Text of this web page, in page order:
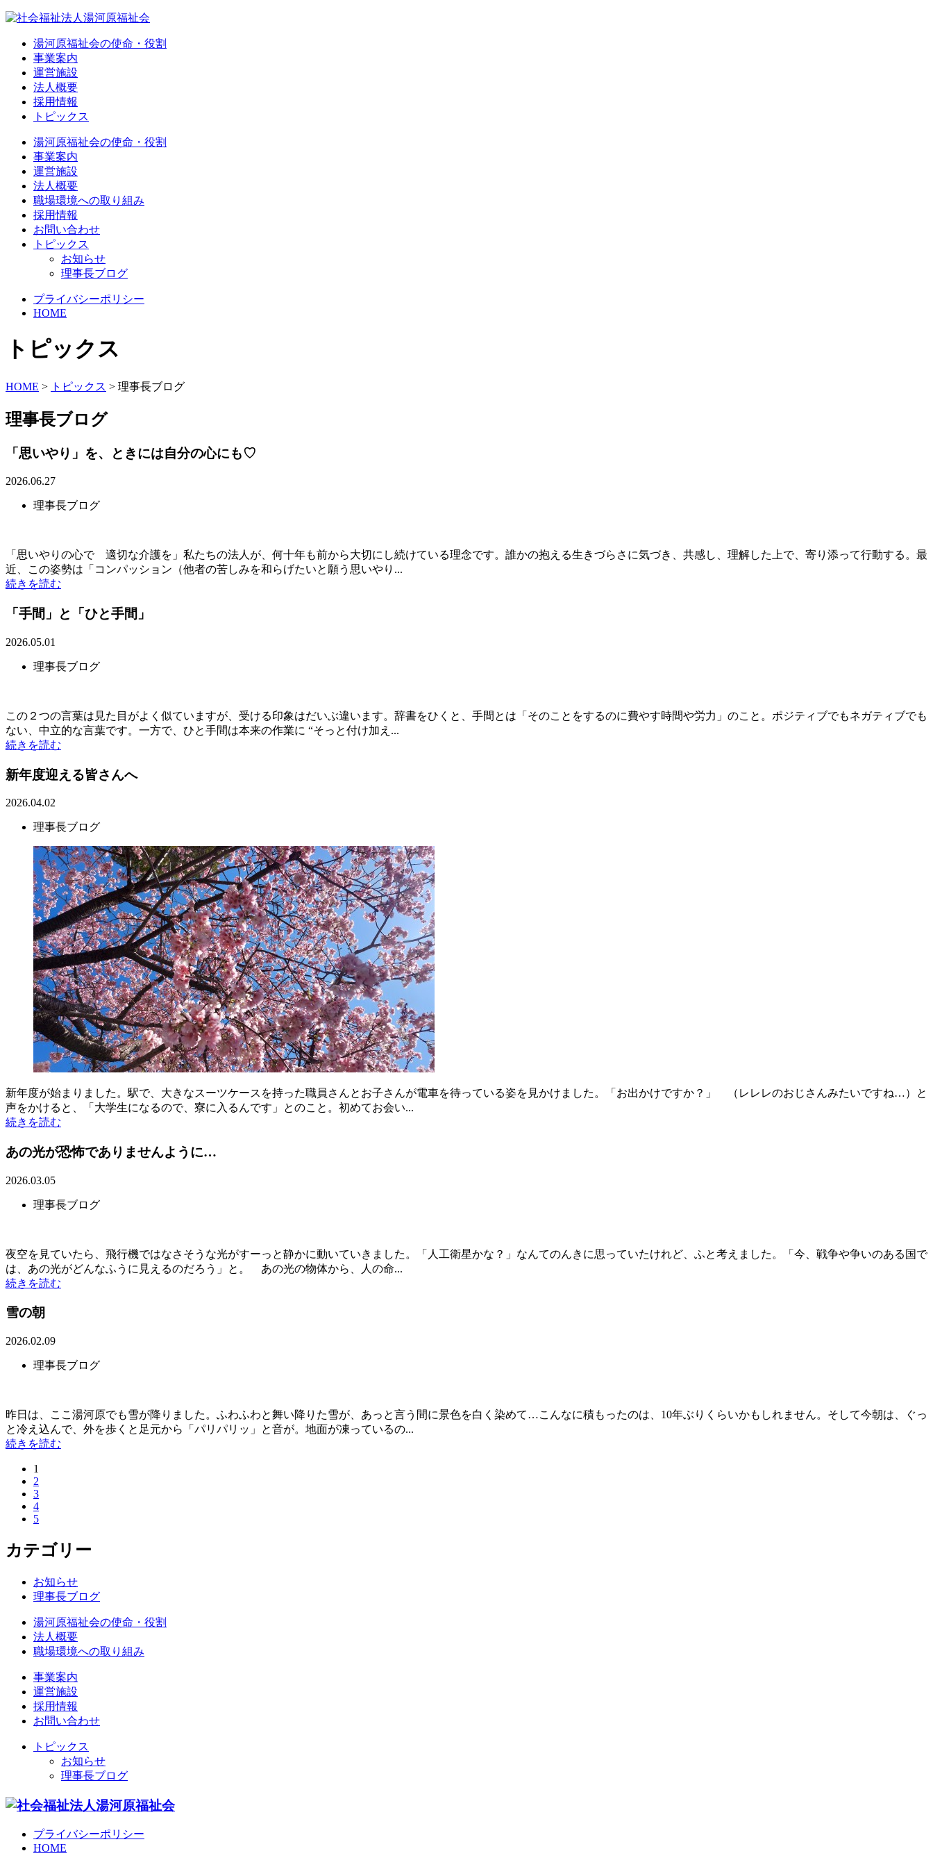
湯河原福祉会の使命・役割
事業案内
運営施設
法人概要
採用情報
トピックス
湯河原福祉会の使命・役割
事業案内
運営施設
法人概要
職場環境への取り組み
採用情報
お問い合わせ
トピックス
お知らせ
理事長ブログ
プライバシーポリシー
HOME
トピックス
HOME > トピックス > 理事長ブログ
理事長ブログ
「思いやり」を、ときには自分の心にも♡
2026.06.27
理事長ブログ
「思いやりの心で 適切な介護を」私たちの法人が、何十年も前から大切にし続けている理念です。誰かの抱える生きづらさに気づき、共感し、理解した上で、寄り添って行動する。最
近、この姿勢は「コンパッション（他者の苦しみを和らげたいと願う思いやり...
続きを読む
「手間」と「ひと手間」
2026.05.01
理事長ブログ
この２つの言葉は見た目がよく似ていますが、受ける印象はだいぶ違います。辞書をひくと、手間とは「そのことをするのに費やす時間や労力」のこと。ポジティブでもネガティブでも
ない、中立的な言葉です。一方で、ひと手間は本来の作業に “そっと付け加え...
続きを読む
新年度迎える皆さんへ
2026.04.02
理事長ブログ
新年度が始まりました。駅で、大きなスーツケースを持った職員さんとお子さんが電車を待っている姿を見かけました。「お出かけですか？」 （レレレのおじさんみたいですね…）と
声をかけると、「大学生になるので、寮に入るんです」とのこと。初めてお会い...
続きを読む
あの光が恐怖でありませんように…
2026.03.05
理事長ブログ
夜空を見ていたら、飛行機ではなさそうな光がすーっと静かに動いていきました。「人工衛星かな？」なんてのんきに思っていたけれど、ふと考えました。「今、戦争や争いのある国で
は、あの光がどんなふうに見えるのだろう」と。 あの光の物体から、人の命...
続きを読む
雪の朝
2026.02.09
理事長ブログ
昨日は、ここ湯河原でも雪が降りました。ふわふわと舞い降りた雪が、あっと言う間に景色を白く染めて…こんなに積もったのは、10年ぶりくらいかもしれません。そして今朝は、ぐっ
と冷え込んで、外を歩くと足元から「パリパリッ」と音が。地面が凍っているの...
続きを読む
1
2
3
4
5
カテゴリー
お知らせ
理事長ブログ
湯河原福祉会の使命・役割
法人概要
職場環境への取り組み
事業案内
運営施設
採用情報
お問い合わせ
トピックス
お知らせ
理事長ブログ
プライバシーポリシー
HOME